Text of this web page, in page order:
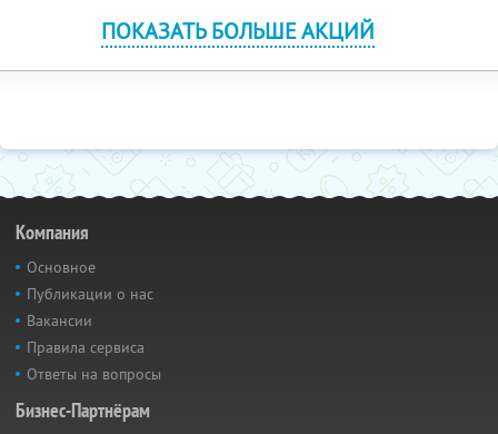
ПОКАЗАТЬ БОЛЬШЕ АКЦИЙ
Компания
Основное
Публикации о нас
Вакансии
Правила сервиса
Ответы на вопросы
Бизнес-Партнёрам